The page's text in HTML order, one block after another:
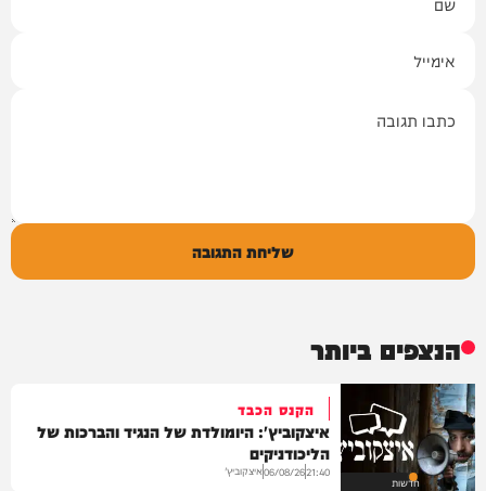
שליחת התגובה
הנצפים ביותר
חדשות
הקנס הכבד
איצקוביץ': היומולדת של הנגיד והברכות של
הליכודניקים
21:40
06/08/26איצקוביץ'